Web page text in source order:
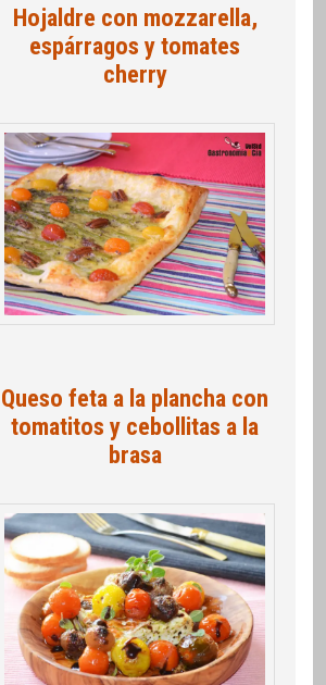
Hojaldre con mozzarella,
espárragos y tomates
cherry
Queso feta a la plancha con
tomatitos y cebollitas a la
brasa